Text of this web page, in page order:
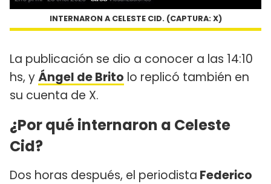
INTERNARON A CELESTE CID. (CAPTURA: X)
La publicación se dio a conocer a las 14:10
hs, yÁngel de Brito lo replicó también en
su cuenta de X.
¿Por qué internaron a Celeste
Cid?
Dos horas después, el periodista Federico